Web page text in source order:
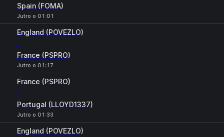
Spain (FOMA)
Jutro o 01:01
England (POVEZLO)
-
France (PSPRO)
Jutro o 01:17
France (PSPRO)
-
Portugal (LLOYD1337)
Jutro o 01:33
England (POVEZLO)